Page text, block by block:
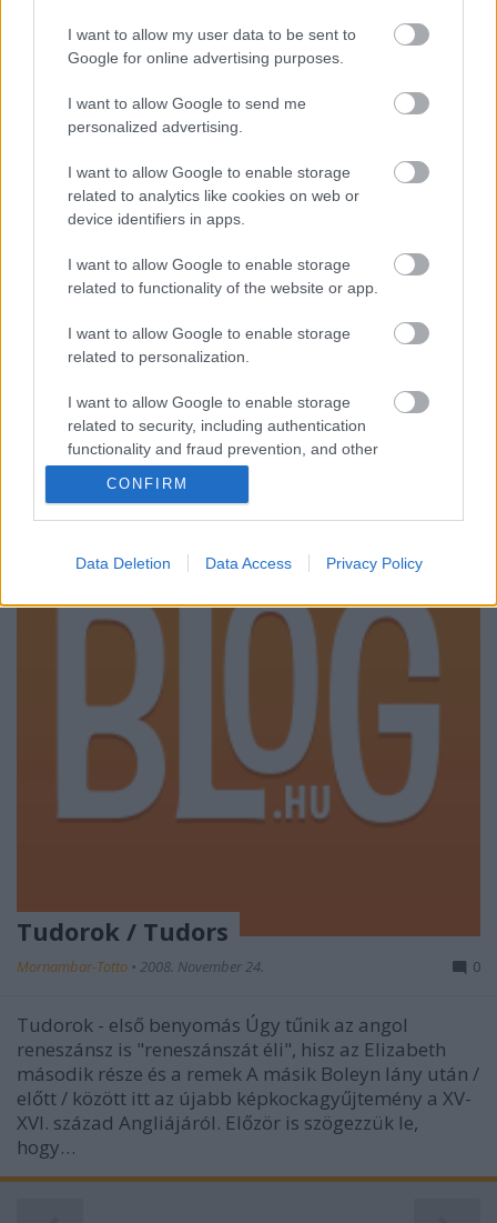
I want to allow my user data to be sent to
Google for online advertising purposes.
I want to allow Google to send me
personalized advertising.
I want to allow Google to enable storage
related to analytics like cookies on web or
device identifiers in apps.
I want to allow Google to enable storage
related to functionality of the website or app.
I want to allow Google to enable storage
related to personalization.
I want to allow Google to enable storage
related to security, including authentication
functionality and fraud prevention, and other
CONFIRM
Data Deletion Data Access Privacy Policy
A másik Boleyn lány / The other
Boleyn girl
A másik Boleyn lányAz már önmagában is jelent
valamit, ha az emberfiának kedve szottyan még
egyszer megnézni egy filmet; ha pedig másodjára is
talál benne újdonságot és pozitívumot, az bizony
hatványozhatja egy film értékét és összetettségét. A
csúnyácska poszter és a nem…
Tudorok / Tudors
Mornambar-Totto • 2008. November 24. 0
Tudorok - első benyomás Úgy tűnik az angol
reneszánsz is "reneszánszát éli", hisz az Elizabeth
második része és a remek A másik Boleyn lány után /
előtt / között itt az újabb képkockagyűjtemény a XV-
XVI. század Angliájáról. Előzör is szögezzük le,
hogy…